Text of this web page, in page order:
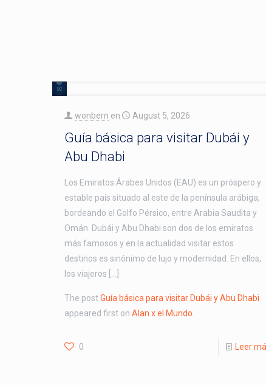
wonbern en August 5, 2026
Guía básica para visitar Dubái y
Abu Dhabi
Los Emiratos Árabes Unidos (EAU) es un próspero y
estable país situado al este de la península arábiga,
bordeando el Golfo Pérsico, entre Arabia Saudita y
Omán. Dubái y Abu Dhabi son dos de los emiratos
más famosos y en la actualidad visitar estos
destinos es sinónimo de lujo y modernidad. En ellos,
los viajeros […]
The postGuía básica para visitar Dubái y Abu Dhabi
appeared first on Alan x el Mundo
0 Leer